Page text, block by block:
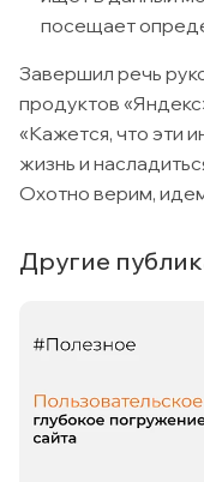
посещает
Завершил речь
продуктов
«Кажется, что эти
жизнь и
Охотно верим,
Другие